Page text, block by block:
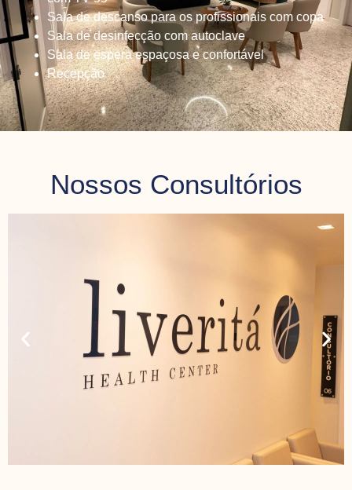
Sala de descanso para os profissionais com copa
Sala de desinfecção com autoclave
Sala de espera espaçosa e confortável
Recepção
Nossos Consultórios